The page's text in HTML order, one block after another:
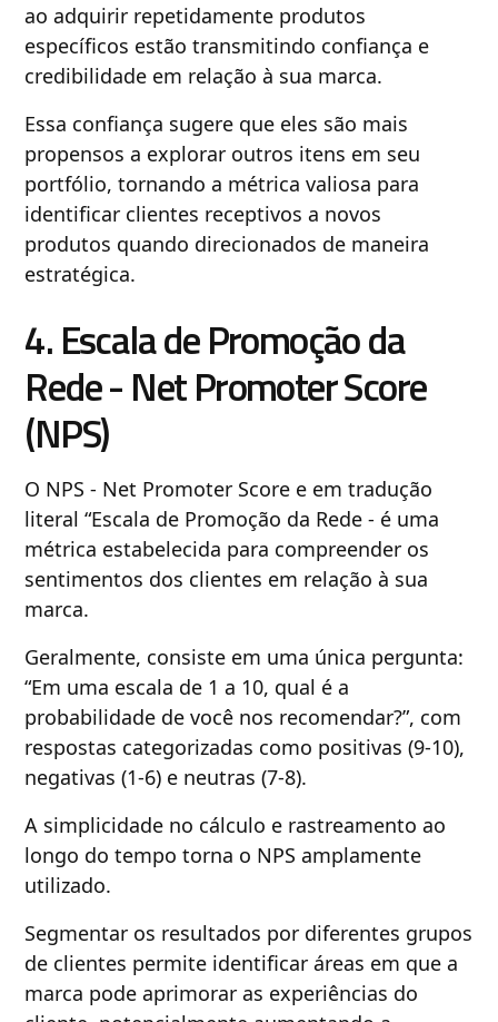
ao adquirir repetidamente produtos
específicos estão transmitindo confiança e
credibilidade em relação à sua marca.
Essa confiança sugere que eles são mais
propensos a explorar outros itens em seu
portfólio, tornando a métrica valiosa para
identificar clientes receptivos a novos
produtos quando direcionados de maneira
estratégica.
4. Escala de Promoção da
Rede- Net Promoter Score
(NPS)
O NPS - Net Promoter Score e em tradução
literal “Escala de Promoção da Rede - é uma
métrica estabelecida para compreender os
sentimentos dos clientes em relação à sua
marca.
Geralmente, consiste em uma única pergunta:
“Em uma escala de 1 a 10, qual é a
probabilidade de você nos recomendar?”, com
respostas categorizadas como positivas (9-10),
negativas (1-6) e neutras (7-8).
A simplicidade no cálculo e rastreamento ao
longo do tempo torna o NPS amplamente
utilizado.
Segmentar os resultados por diferentes grupos
de clientes permite identificar áreas em que a
marca pode aprimorar as experiências do